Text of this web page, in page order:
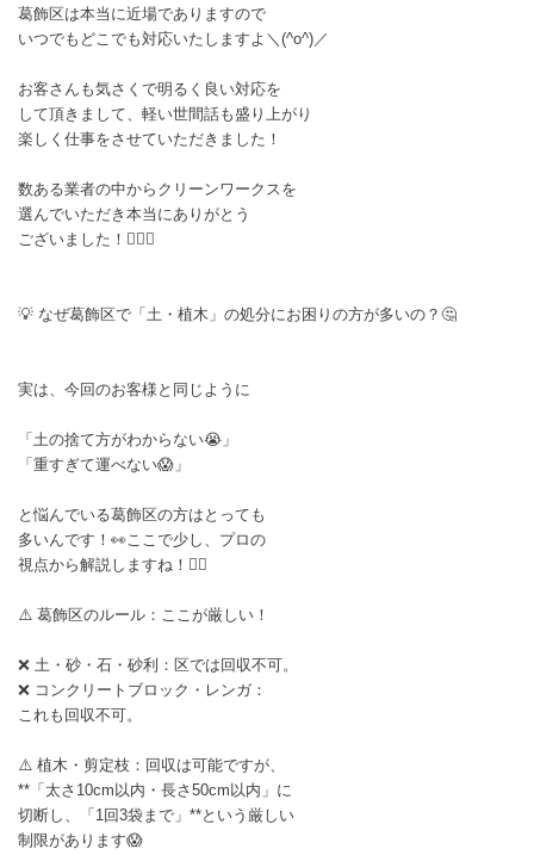
葛飾区は本当に近場でありますので
いつでもどこでも対応いたしますよ＼(^o^)／
お客さんも気さくで明るく良い対応を
して頂きまして、軽い世間話も盛り上がり
楽しく仕事をさせていただきました！
数ある業者の中からクリーンワークスを
選んでいただき本当にありがとう
ございました！🙇‍♂️✨
​💡 なぜ葛飾区で「土・植木」の処分にお困りの方が多いの？🤔
​実は、今回のお客様と同じように
「土の捨て方がわからない😭」
「重すぎて運べない😱」
と悩んでいる葛飾区の方はとっても
多いんです！👀​ここで少し、プロの
視点から解説しますね！🙂‍↕️
​⚠️ 葛飾区のルール：ここが厳しい！
​❌ 土・砂・石・砂利：区では回収不可。
​❌ コンクリートブロック・レンガ：
これも回収不可。
​⚠️ 植木・剪定枝：回収は可能ですが、
**「太さ10cm以内・長さ50cm以内」に
切断し、「1回3袋まで」**という厳しい
制限があります😱